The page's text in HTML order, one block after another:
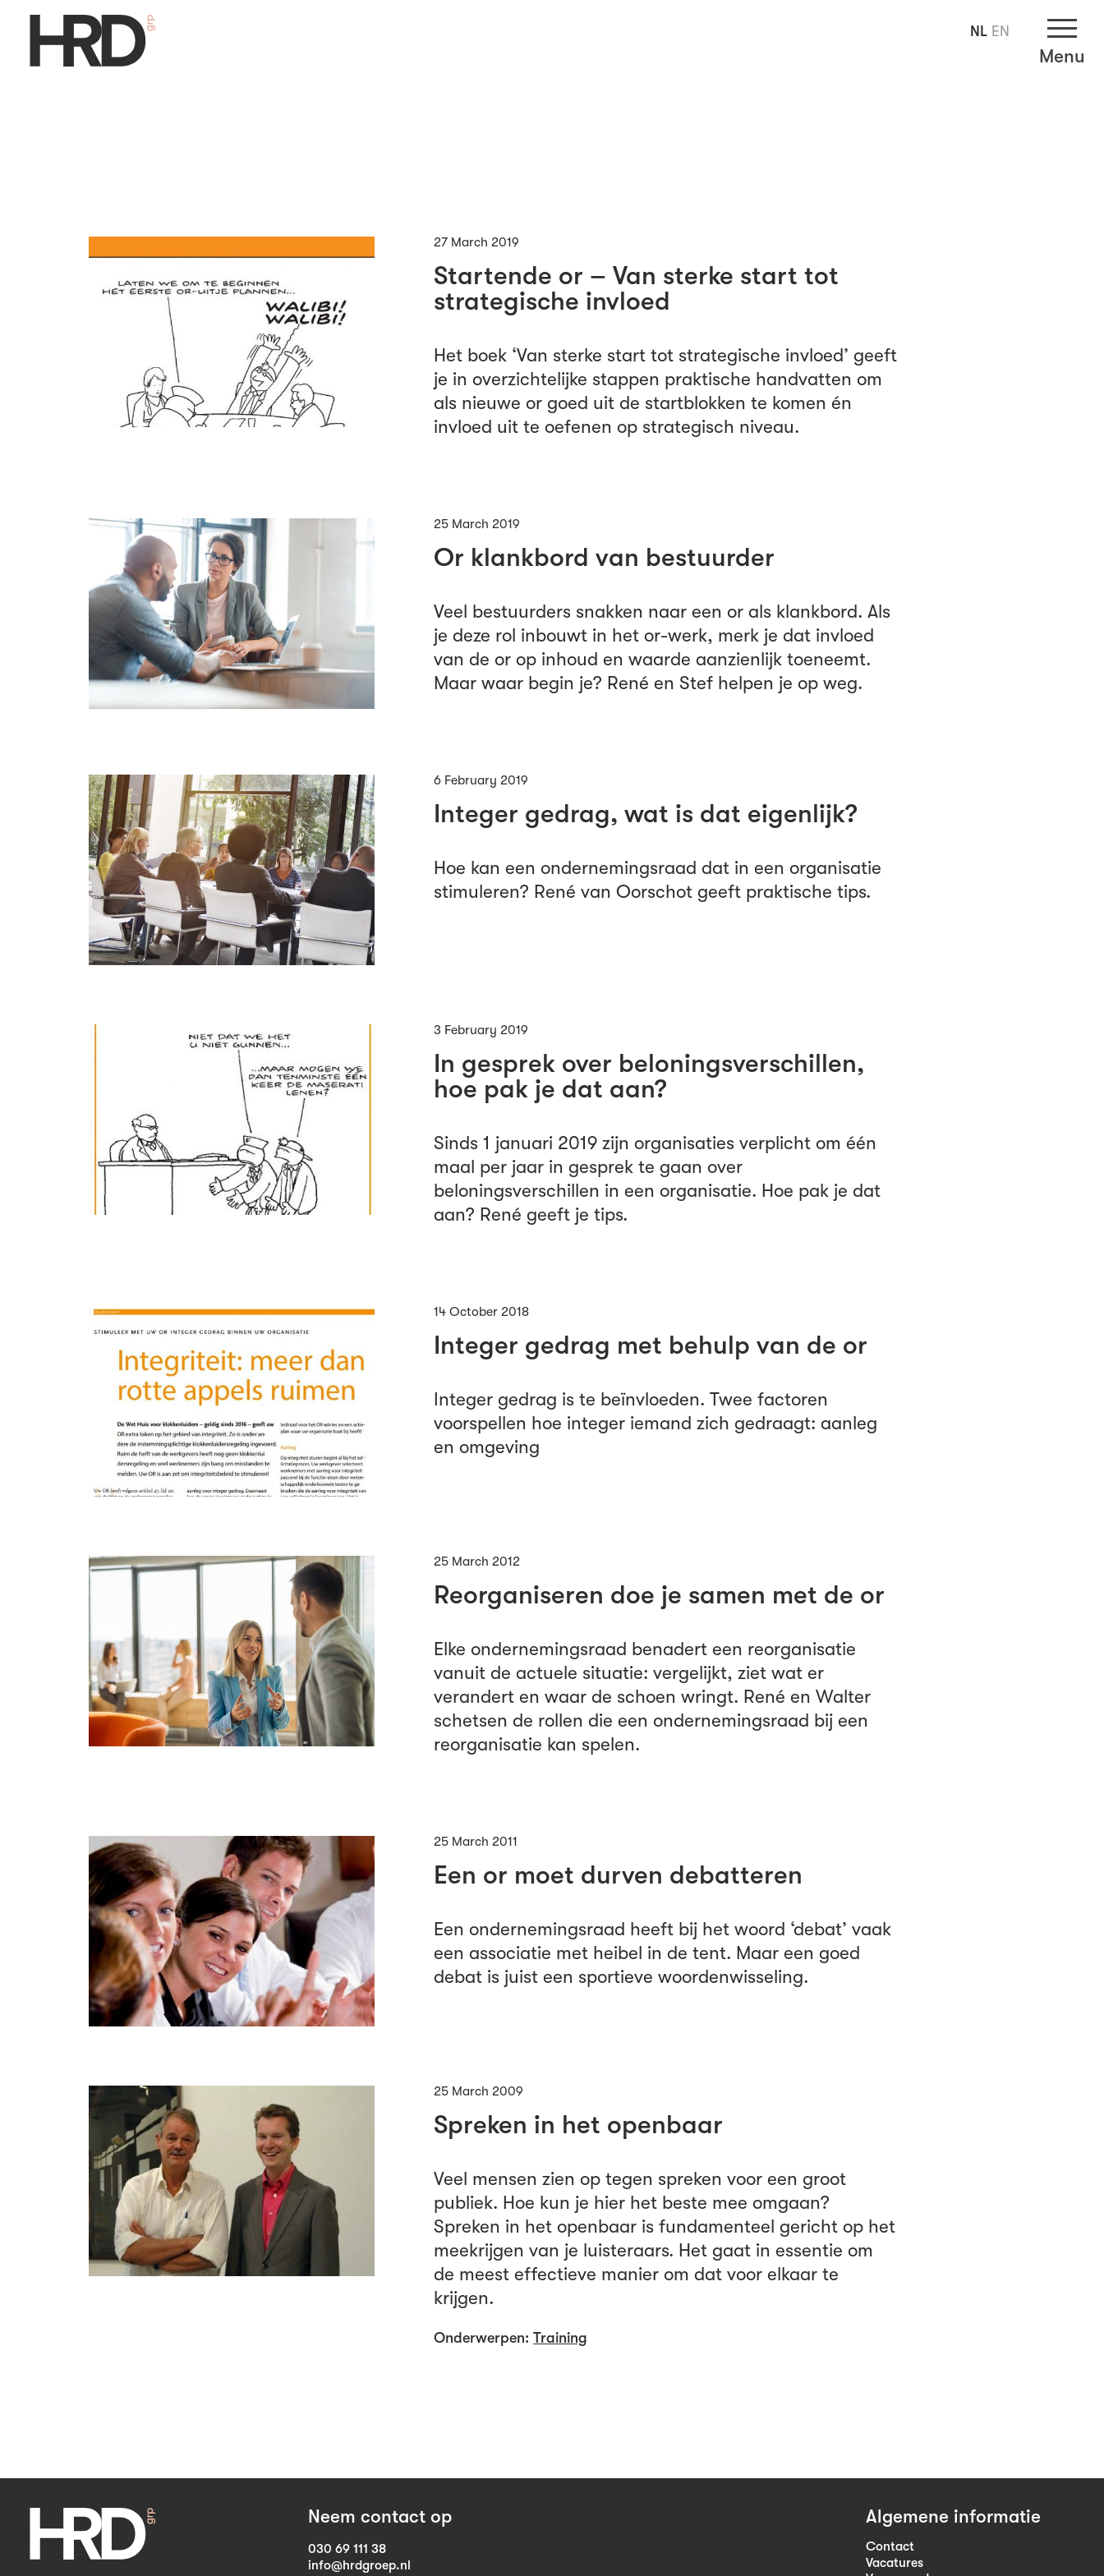
Menu
27 March 2019
Startende or – Van sterke start tot
strategische invloed
Het boek ‘Van sterke start tot strategische invloed’ geeft
je in overzichtelijke stappen praktische handvatten om
als nieuwe or goed uit de startblokken te komen én
invloed uit te oefenen op strategisch niveau.
25 March 2019
Or klankbord van bestuurder
Veel bestuurders snakken naar een or als klankbord. Als
je deze rol inbouwt in het or-werk, merk je dat invloed
van de or op inhoud en waarde aanzienlijk toeneemt.
Maar waar begin je? René en Stef helpen je op weg.
6 February 2019
Integer gedrag, wat is dat eigenlijk?
Hoe kan een ondernemingsraad dat in een organisatie
stimuleren? René van Oorschot geeft praktische tips.
3 February 2019
In gesprek over beloningsverschillen,
hoe pak je dat aan?
Sinds 1 januari 2019 zijn organisaties verplicht om één
maal per jaar in gesprek te gaan over
beloningsverschillen in een organisatie. Hoe pak je dat
aan? René geeft je tips.
14 October 2018
Integer gedrag met behulp van de or
Integer gedrag is te beïnvloeden. Twee factoren
voorspellen hoe integer iemand zich gedraagt: aanleg
en omgeving
25 March 2012
Reorganiseren doe je samen met de or
Elke ondernemingsraad benadert een reorganisatie
vanuit de actuele situatie: vergelijkt, ziet wat er
verandert en waar de schoen wringt. René en Walter
schetsen de rollen die een ondernemingsraad bij een
reorganisatie kan spelen.
25 March 2011
Een or moet durven debatteren
Een ondernemingsraad heeft bij het woord ‘debat’ vaak
een associatie met heibel in de tent. Maar een goed
debat is juist een sportieve woordenwisseling.
25 March 2009
Spreken in het openbaar
Veel mensen zien op tegen spreken voor een groot
publiek. Hoe kun je hier het beste mee omgaan?
Spreken in het openbaar is fundamenteel gericht op het
meekrijgen van je luisteraars. Het gaat in essentie om
de meest effectieve manier om dat voor elkaar te
krijgen.
Onderwerpen: Training
Neem contact op
030 69 111 38
info@hrdgroep.nl
Algemene informatie
Contact
Vacatures
NL EN